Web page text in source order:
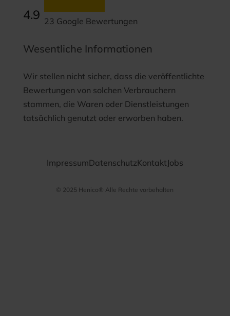
4.9 23 Google Bewertungen
Wesentliche Informationen
Wir stellen nicht sicher, dass die veröffentlichte
Bewertungen von solchen Verbrauchern
stammen, die Waren oder Dienstleistungen
tatsächlich genutzt oder erworben haben.
ImpressumDatenschutzKontakt Jobs
© 2025 Henico® Alle Rechte vorbehalten